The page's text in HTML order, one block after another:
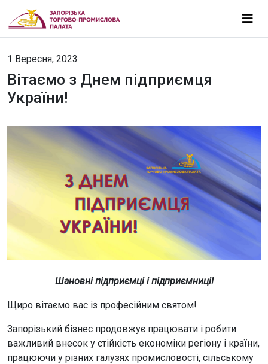
1 Вересня, 2023
Вітаємо з Днем підприємця
України!
Шановні підприємці і підприємниці!
Щиро вітаємо вас із професійним святом!
Запорізький бізнес продовжує працювати і робити
важливий внесок у стійкість економіки регіону і країни,
працюючи у різних галузях промисловості, сільському